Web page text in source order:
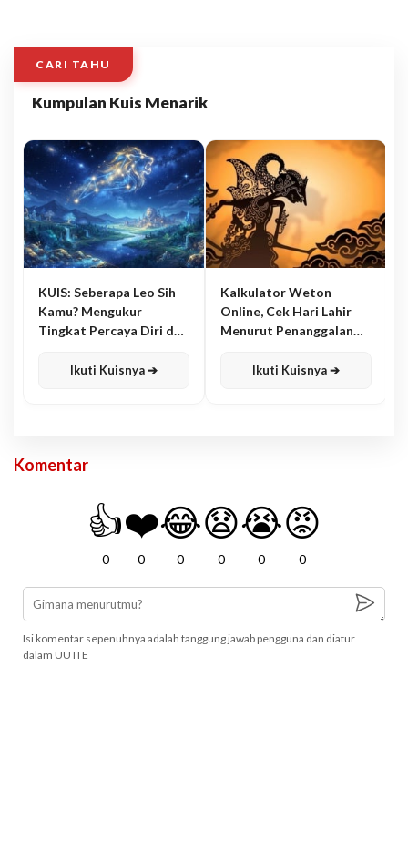
CARI TAHU
Kumpulan Kuis Menarik
KUIS: Seberapa Leo Sih
Kamu? Mengukur
Tingkat Percaya Diri dan
Ikuti Kuisnya ➔
Kalkulator Weton
Online, Cek Hari Lahir
Menurut Penanggalan
Ikuti Kuisnya ➔
Komentar
👍
0
❤️
0
😂
0
😧
0
😭
0
😡
0
Isi komentar sepenuhnya adalah tanggung jawab pengguna dan diatur
dalam UU ITE